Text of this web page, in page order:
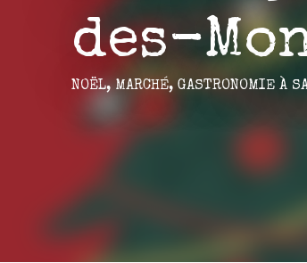
des-
NOËL, MARCHÉ, GASTRONOMIE À